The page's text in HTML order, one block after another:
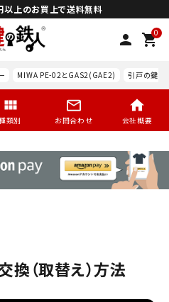
上のお買上で送料無料
person 0
shopping_cart
MIWA PE-02とGAS2(GAE2) 引戸の鍵交
類別 お問合わせ 会社概要
search
（取替え）方法